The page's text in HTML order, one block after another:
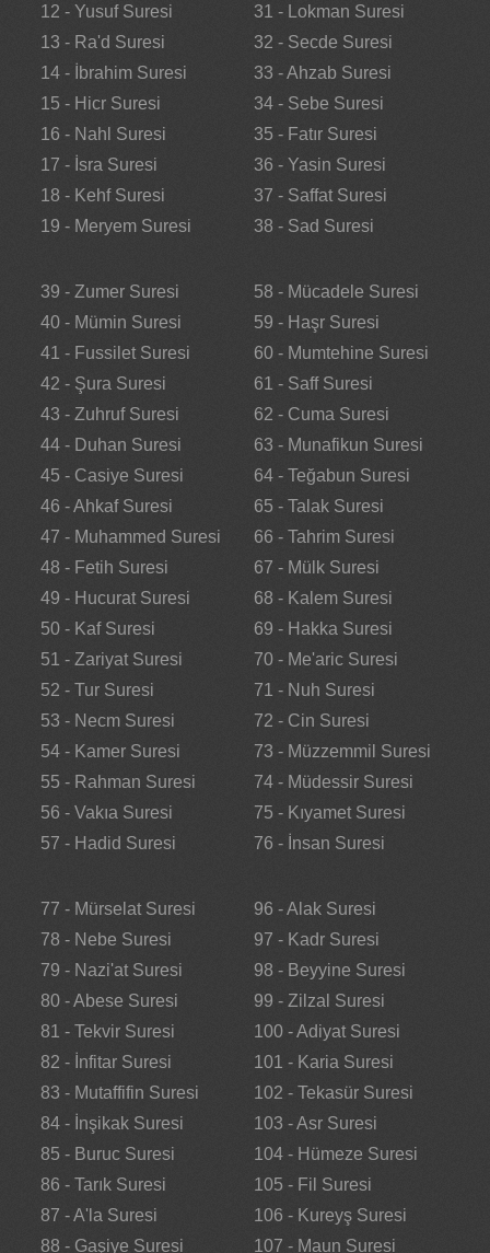
12 - Yusuf Suresi
13 - Ra'd Suresi
14 - İbrahim Suresi
15 - Hicr Suresi
16 - Nahl Suresi
17 - İsra Suresi
18 - Kehf Suresi
19 - Meryem Suresi
31 - Lokman Suresi
32 - Secde Suresi
33 - Ahzab Suresi
34 - Sebe Suresi
35 - Fatır Suresi
36 - Yasin Suresi
37 - Saffat Suresi
38 - Sad Suresi
39 - Zumer Suresi
40 - Mümin Suresi
41 - Fussilet Suresi
42 - Şura Suresi
43 - Zuhruf Suresi
44 - Duhan Suresi
45 - Casiye Suresi
46 - Ahkaf Suresi
47 - Muhammed Suresi
48 - Fetih Suresi
49 - Hucurat Suresi
50 - Kaf Suresi
51 - Zariyat Suresi
52 - Tur Suresi
53 - Necm Suresi
54 - Kamer Suresi
55 - Rahman Suresi
56 - Vakıa Suresi
57 - Hadid Suresi
58 - Mücadele Suresi
59 - Haşr Suresi
60 - Mumtehine Suresi
61 - Saff Suresi
62 - Cuma Suresi
63 - Munafikun Suresi
64 - Teğabun Suresi
65 - Talak Suresi
66 - Tahrim Suresi
67 - Mülk Suresi
68 - Kalem Suresi
69 - Hakka Suresi
70 - Me'aric Suresi
71 - Nuh Suresi
72 - Cin Suresi
73 - Müzzemmil Suresi
74 - Müdessir Suresi
75 - Kıyamet Suresi
76 - İnsan Suresi
77 - Mürselat Suresi
78 - Nebe Suresi
79 - Nazi'at Suresi
80 - Abese Suresi
81 - Tekvir Suresi
82 - İnfitar Suresi
83 - Mutaffifin Suresi
84 - İnşikak Suresi
85 - Buruc Suresi
86 - Tarık Suresi
87 - A'la Suresi
88 - Gaşiye Suresi
96 - Alak Suresi
97 - Kadr Suresi
98 - Beyyine Suresi
99 - Zilzal Suresi
100 - Adiyat Suresi
101 - Karia Suresi
102 - Tekasür Suresi
103 - Asr Suresi
104 - Hümeze Suresi
105 - Fil Suresi
106 - Kureyş Suresi
107 - Maun Suresi